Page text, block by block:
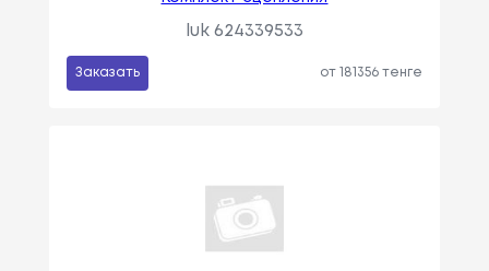
luk 624339533
Заказать от 181356 тенге